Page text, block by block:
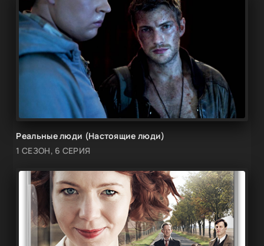
Реальные люди (Настоящие люди)
1 СЕЗОН, 6 СЕРИЯ